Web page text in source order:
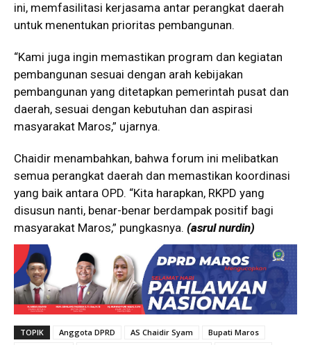
ini, memfasilitasi kerjasama antar perangkat daerah
untuk menentukan prioritas pembangunan.
“Kami juga ingin memastikan program dan kegiatan
pembangunan sesuai dengan arah kebijakan
pembangunan yang ditetapkan pemerintah pusat dan
daerah, sesuai dengan kebutuhan dan aspirasi
masyarakat Maros,” ujarnya.
Chaidir menambahkan, bahwa forum ini melibatkan
semua perangkat daerah dan memastikan koordinasi
yang baik antara OPD. “Kita harapkan, RKPD yang
disusun nanti, benar-benar berdampak positif bagi
masyarakat Maros,” pungkasnya. (asrul nurdin)
TOPIK Anggota DPRD AS Chaidir Syam
Bupati Maros